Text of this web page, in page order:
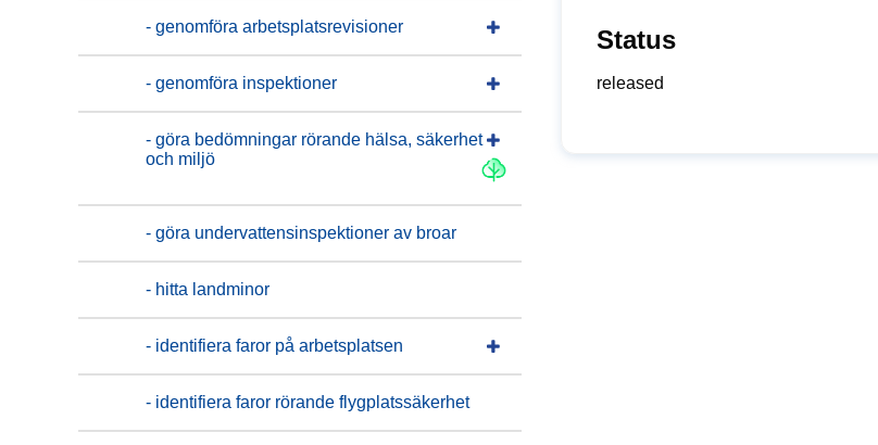
- genomföra arbetsplatsrevisioner
- genomföra inspektioner
- göra bedömningar rörande hälsa, säkerhet
och miljö
- göra undervattensinspektioner av broar
- hitta landminor
- identifiera faror på arbetsplatsen
- identifiera faror rörande flygplatssäkerhet
Status
released